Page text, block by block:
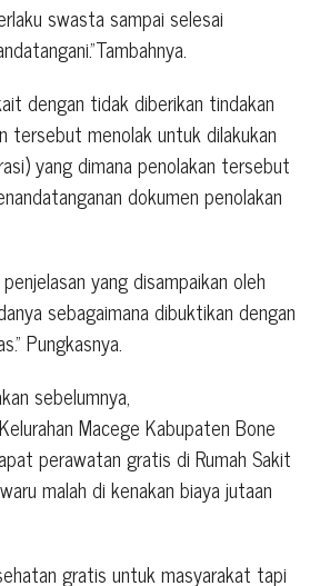
swasta sampai selesai
dengan tidak diberikan tindakan
tersebut menolak untuk dilakukan
yang dimana penolakan tersebut
dokumen penolakan
yang disampaikan oleh
sebagaimana dibuktikan dengan
Pungkasnya.
sebelumnya,
Macege Kabupaten Bone
perawatan gratis di Rumah Sakit
malah di kenakan biaya jutaan
gratis untuk masyarakat tapi